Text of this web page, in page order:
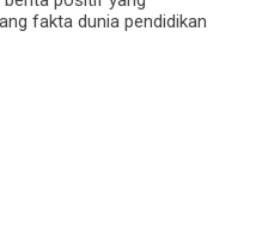
fakta dunia pendidikan